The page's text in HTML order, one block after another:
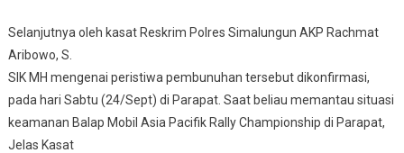
Selanjutnya oleh kasat Reskrim Polres Simalungun AKP Rachmat
Aribowo, S.
SIK MH mengenai peristiwa pembunuhan tersebut dikonfirmasi,
pada hari Sabtu (24/Sept) di Parapat. Saat beliau memantau situasi
keamanan Balap Mobil Asia Pacifik Rally Championship di Parapat,
Jelas Kasat